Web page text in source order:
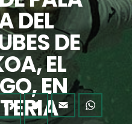
DEL
DE
EL
EN